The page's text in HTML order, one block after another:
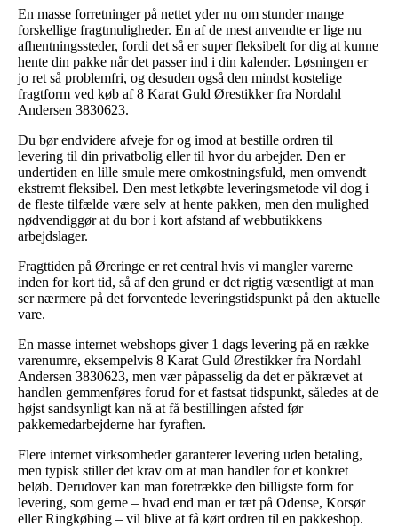
En masse forretninger på nettet yder nu om stunder mange
forskellige fragtmuligheder. En af de mest anvendte er lige nu
afhentningssteder, fordi det så er super fleksibelt for dig at kunne
hente din pakke når det passer ind i din kalender. Løsningen er
jo ret så problemfri, og desuden også den mindst kostelige
fragtform ved køb af 8 Karat Guld Ørestikker fra Nordahl
Andersen 3830623.
Du bør endvidere afveje for og imod at bestille ordren til
levering til din privatbolig eller til hvor du arbejder. Den er
undertiden en lille smule mere omkostningsfuld, men omvendt
ekstremt fleksibel. Den mest letkøbte leveringsmetode vil dog i
de fleste tilfælde være selv at hente pakken, men den mulighed
nødvendiggør at du bor i kort afstand af webbutikkens
arbejdslager.
Fragttiden på Øreringe er ret central hvis vi mangler varerne
inden for kort tid, så af den grund er det rigtig væsentligt at man
ser nærmere på det forventede leveringstidspunkt på den aktuelle
vare.
En masse internet webshops giver 1 dags levering på en række
varenumre, eksempelvis 8 Karat Guld Ørestikker fra Nordahl
Andersen 3830623, men vær påpasselig da det er påkrævet at
handlen gemmenføres forud for et fastsat tidspunkt, således at de
højst sandsynligt kan nå at få bestillingen afsted før
pakkemedarbejderne har fyraften.
Flere internet virksomheder garanterer levering uden betaling,
men typisk stiller det krav om at man handler for et konkret
beløb. Derudover kan man foretrække den billigste form for
levering, som gerne – hvad end man er tæt på Odense, Korsør
eller Ringkøbing – vil blive at få kørt ordren til en pakkeshop.